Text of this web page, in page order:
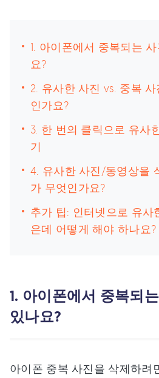
1. 아이폰에서 중복되는
요?
2. 유사한 사진 vs. 중복
인가요?
3. 한 번의 클릭으로 유사
기
4. 유사한 사진/동영상을
가 무엇인가요?
추가 팁: 인터넷으로 유사
은데 어떻게 해야 하나요?
1. 아이폰에서 중복되
있나요?
아이폰 중복 사진을 삭제하려